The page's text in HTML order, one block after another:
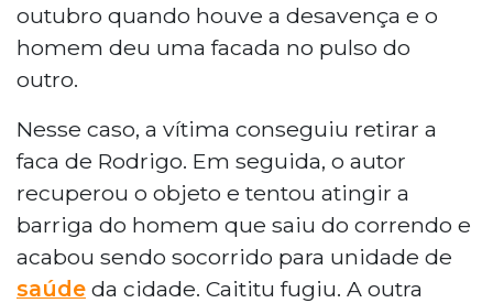
outubro quando houve a desavença e o
homem deu uma facada no pulso do
outro.
Nesse caso, a vítima conseguiu retirar a
faca de Rodrigo. Em seguida, o autor
recuperou o objeto e tentou atingir a
barriga do homem que saiu do correndo e
acabou sendo socorrido para unidade de
saúde da cidade. Caititu fugiu. A outra